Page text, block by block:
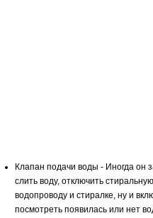
Клапан подачи воды - Иногда он
слить воду, отключить
водопроводу и стиралке, ну и
посмотреть появилась или нет